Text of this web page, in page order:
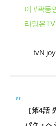
이 #곽동
리밍은
— tvN joy
［第4話